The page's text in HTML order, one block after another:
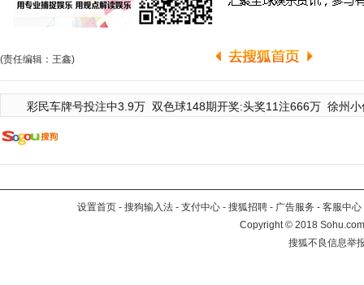
(责任编辑：王鑫)
彩民车牌号投注中3.9万 双色球148期开奖:头奖11注666万 徐州
设置首页 - 搜狗输入法 - 支付中心 - 搜狐招聘 - 广告服务 - 客服中心
Copyright©2018
搜狐不良信息举